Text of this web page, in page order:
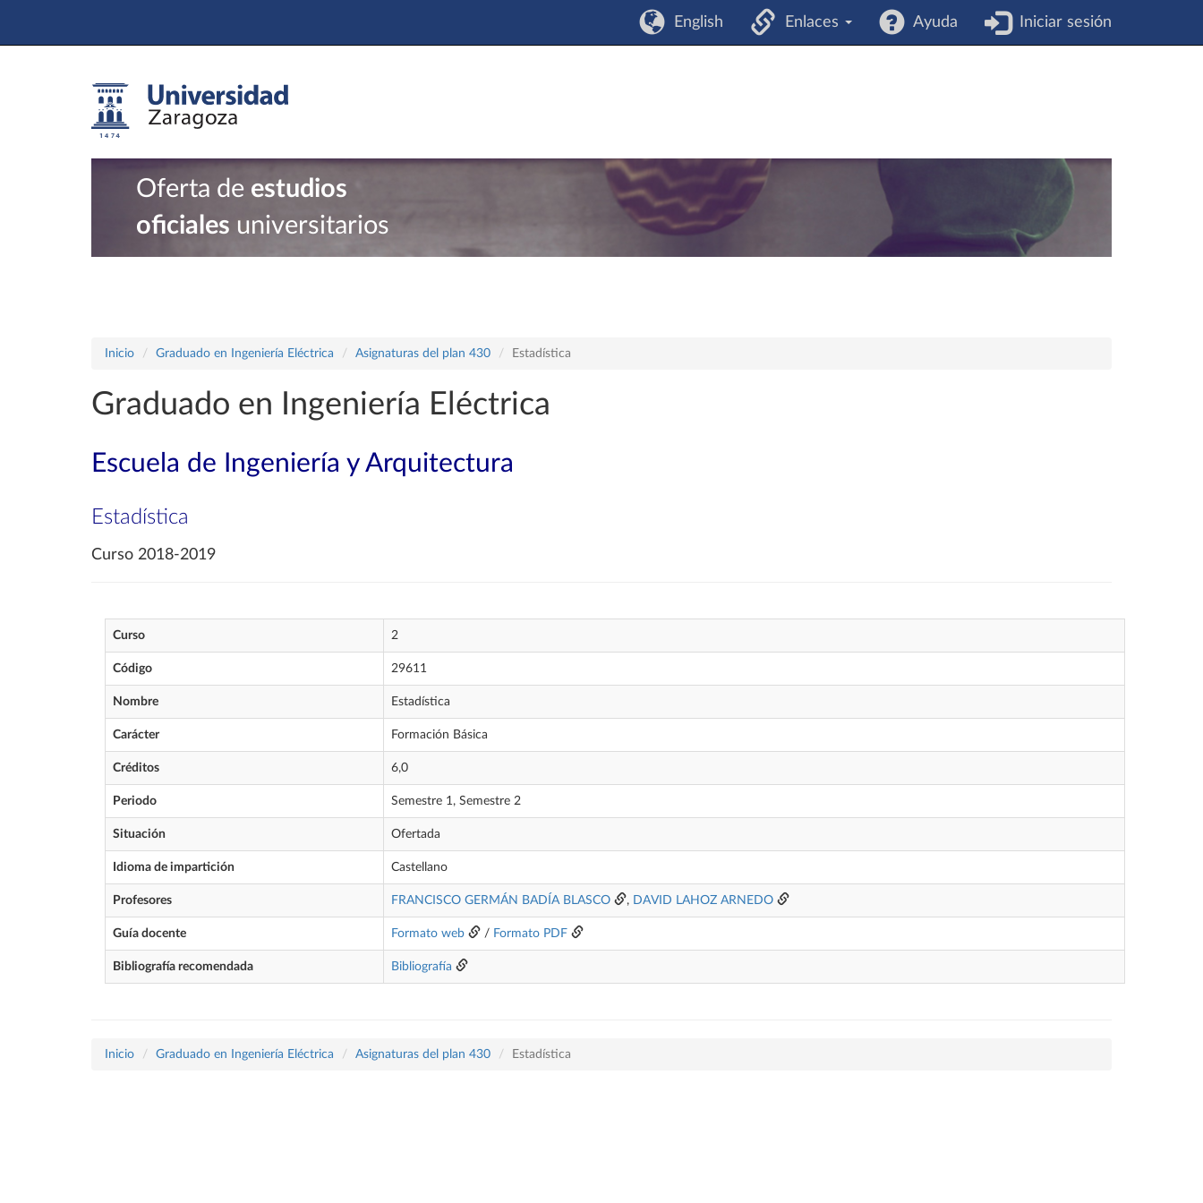
English Enlaces Ayuda Iniciar sesión
Oferta de estudios
oficiales universitarios
Inicio Graduado en Ingeniería Eléctrica Asignaturas del plan 430 Estadística
Graduado en Ingeniería Eléctrica
Escuela de Ingeniería y Arquitectura
Estadística
Curso 2018-2019
Curso 2
Código 29611
Nombre Estadística
Carácter Formación Básica
Créditos 6,0
Periodo Semestre 1, Semestre 2
Situación Ofertada
Idioma de impartición Castellano
Profesores FRANCISCO GERMÁN BADÍA BLASCO , DAVID LAHOZ ARNEDO
Guía docente Formato web / Formato PDF
Bibliografía recomendada Bibliografía
Inicio Graduado en Ingeniería Eléctrica Asignaturas del plan 430 Estadística